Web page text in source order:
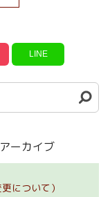
LINE
アーカイブ
について）